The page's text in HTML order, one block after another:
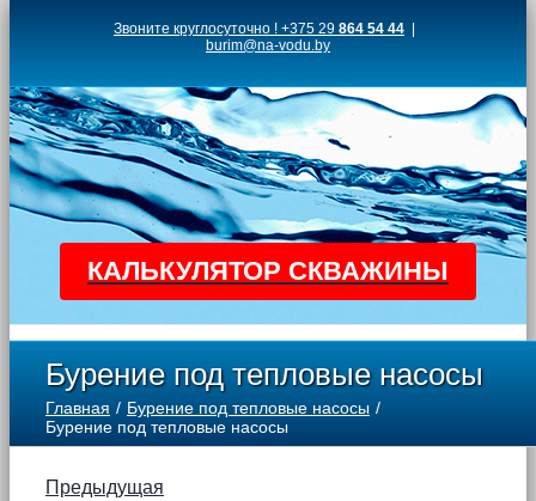
content
Звоните круглосуточно ! +375 29 864 54 44
burim@na-vodu.by
КАЛЬКУЛЯТОР СКВАЖИНЫ
Бурение под тепловые насосы
Главная
Бурение под тепловые насосы
Бурение под тепловые насосы
Предыдущая